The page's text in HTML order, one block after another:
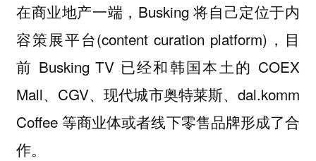
在商业地产一端，Busking 将自己定位于内
容策展平台(content curation platform)， 目
前 Busking TV 已经和韩国本土的 COEX
Mall、CGV、现代城市奥特莱斯、dal.komm
Coffee 等商业体或者线下零售品牌形成了合
作。